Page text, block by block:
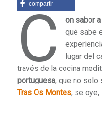
compartir
C on sabor
qué sabe
lugar del
través de la cocina
portuguesa, que no solo
Tras Os Montes, se oye,